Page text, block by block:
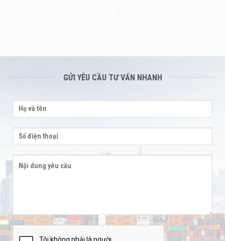
GỬI YÊU CẦU TƯ VẤN NHANH